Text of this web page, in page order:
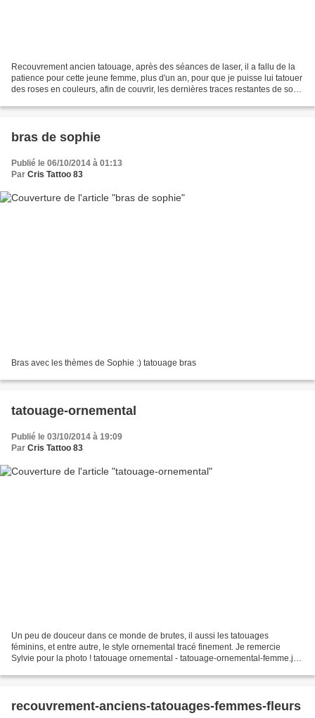
Recouvrement ancien tatouage, après des séances de laser, il a fallu de la
patience pour cette jeune femme, plus d'un an, pour que je puisse lui tatouer
des roses en couleurs, afin de couvrir, les dernières traces restantes de son
bras de sophie
Publié le 06/10/2014 à 01:13
Par Cris Tattoo 83
​Bras avec les thèmes de Sophie :) tatouage bras
tatouage-ornemental
Publié le 03/10/2014 à 19:09
Par Cris Tattoo 83
​Un peu de douceur dans ce monde de brutes, il aussi les tatouages
féminins, et entre autre, le style ornemental tracé finement. ​Je remercie
Sylvie pour la photo ! tatouage ornemental - tatouage-ornemental-femme.jpg
recouvrement-anciens-tatouages-femmes-fleurs